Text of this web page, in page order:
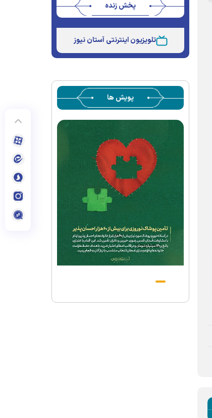
پخش زنده
تلویزیون اینترنتی آستان نیوز
پویش ها